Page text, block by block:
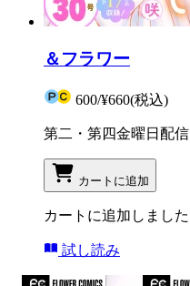
＆フラワー
600/¥660(税込)
第二・第四金曜日配信
カートに追加
カートに追加しました
試し読み